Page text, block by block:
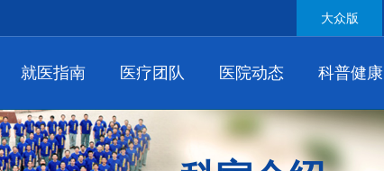
大众版
就医指南 医疗团队 医院动态 科普健康